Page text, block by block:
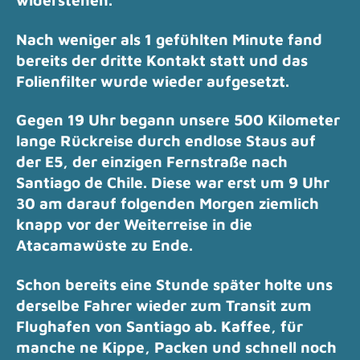
Nach weniger als 1 gefühlten Minute fand
bereits der dritte Kontakt statt und das
Folienfilter wurde wieder aufgesetzt.
Gegen 19 Uhr begann unsere 500 Kilometer
lange Rückreise durch endlose Staus auf
der E5, der einzigen Fernstraße nach
Santiago de Chile. Diese war erst um 9 Uhr
30 am darauf folgenden Morgen ziemlich
knapp vor der Weiterreise in die
Atacamawüste zu Ende.
Schon bereits eine Stunde später holte uns
derselbe Fahrer wieder zum Transit zum
Flughafen von Santiago ab. Kaffee, für
manche ne Kippe, Packen und schnell noch